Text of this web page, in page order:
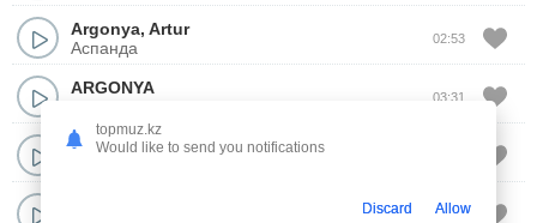
Argonya, Artur
Аспанда
02:53
ARGONYA
03:31
Argonya
03:16
topmuz.kz
Would like to send you notifications
Discard Allow